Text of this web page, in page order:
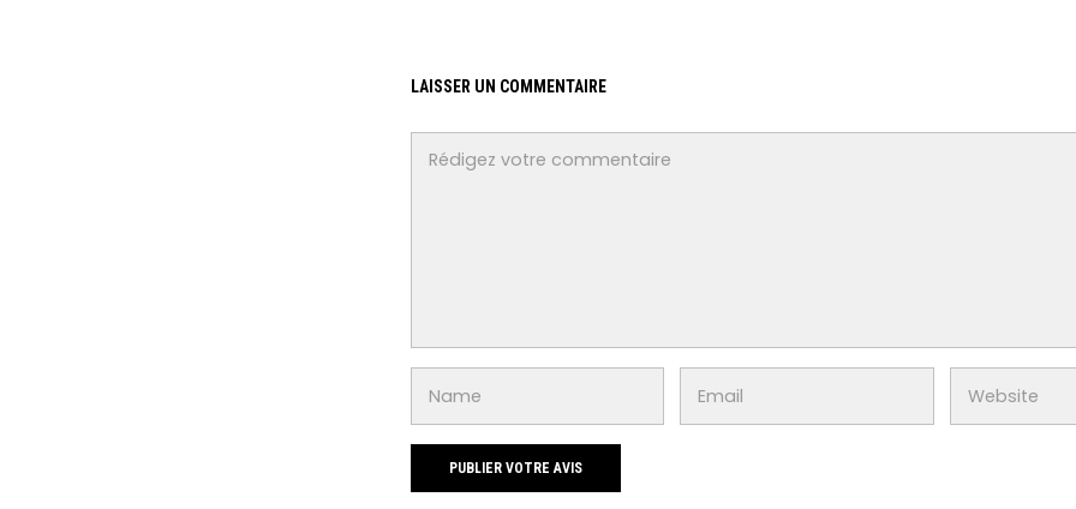
LAISSER UN COMMENTAIRE